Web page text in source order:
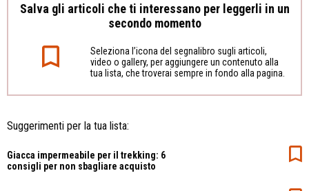
Salva gli articoli che ti interessano per leggerli in un
secondo momento
Seleziona l’icona del segnalibro sugli articoli,
video o gallery, per aggiungere un contenuto alla
tua lista, che troverai sempre in fondo alla pagina.
Suggerimenti per la tua lista:
Giacca impermeabile per il trekking: 6
consigli per non sbagliare acquisto